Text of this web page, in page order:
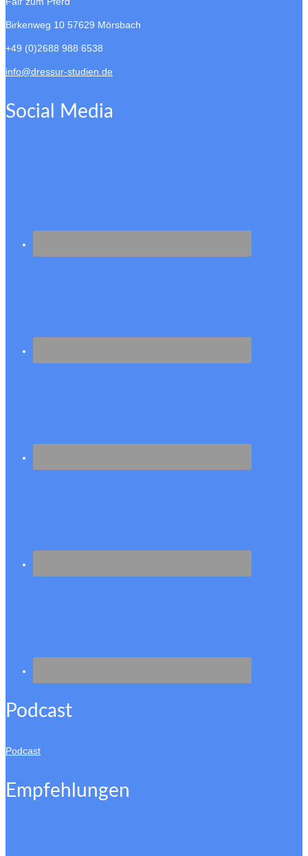
Birkenweg 10 57629 Mörsbach
+49 (0)2688 988 6538
info@dressur-studien.de
Social Media
Podcast
Podcast
Empfehlungen